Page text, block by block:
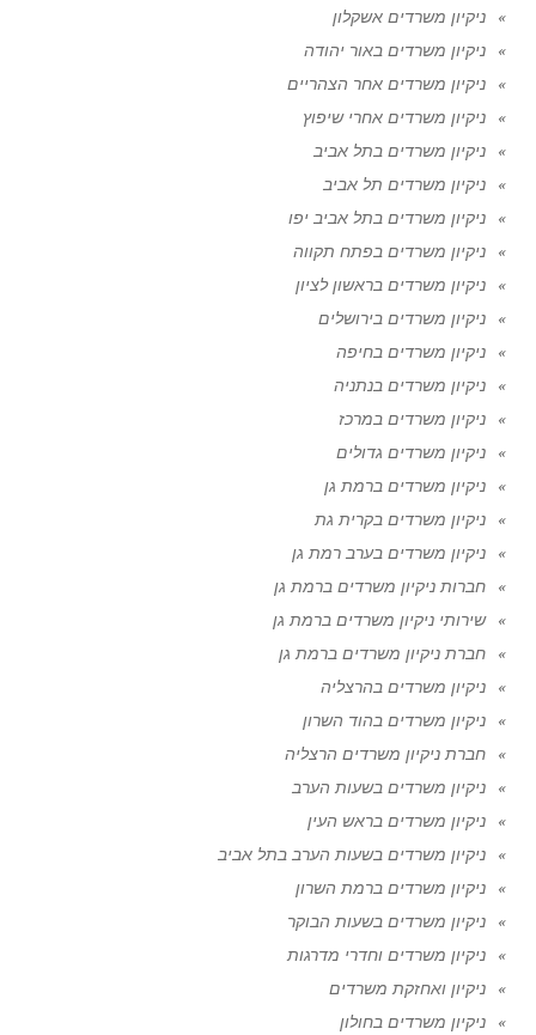
ניקיון משרדים אשקלון
ניקיון משרדים באור יהודה
ניקיון משרדים אחר הצהריים
ניקיון משרדים אחרי שיפוץ
ניקיון משרדים בתל אביב
ניקיון משרדים תל אביב
ניקיון משרדים בתל אביב יפו
ניקיון משרדים בפתח תקווה
ניקיון משרדים בראשון לציון
ניקיון משרדים בירושלים
ניקיון משרדים בחיפה
ניקיון משרדים בנתניה
ניקיון משרדים במרכז
ניקיון משרדים גדולים
ניקיון משרדים ברמת גן
ניקיון משרדים בקרית גת
ניקיון משרדים בערב רמת גן
חברות ניקיון משרדים ברמת גן
שירותי ניקיון משרדים ברמת גן
חברת ניקיון משרדים ברמת גן
ניקיון משרדים בהרצליה
ניקיון משרדים בהוד השרון
חברת ניקיון משרדים הרצליה
ניקיון משרדים בשעות הערב
ניקיון משרדים בראש העין
ניקיון משרדים בשעות הערב בתל אביב
ניקיון משרדים ברמת השרון
ניקיון משרדים בשעות הבוקר
ניקיון משרדים וחדרי מדרגות
ניקיון ואחזקת משרדים
ניקיון משרדים בחולון